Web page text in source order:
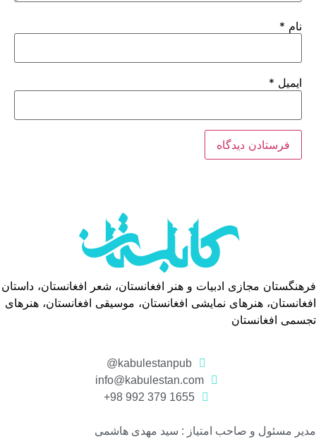
نام *
ایمیل *
فرهنگستان مجازی ادبیات و هنر افغانستان، شعر افغانستان، داستان
افغانستان، هنرهای نمایشی افغانستان، موسیقی افغانستان، هنرهای
تجسمی افغانستان
kabulestanpub@
info@kabulestan.com
1655 379 992 98+
مدیر مسئول و صاحب امتیاز : سید مهدی هاشمی